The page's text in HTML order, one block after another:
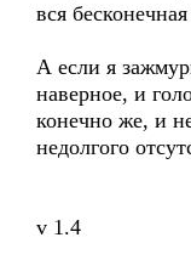
вся
А если я
наверное, и
конечно же, и
недолгого
v 1.4